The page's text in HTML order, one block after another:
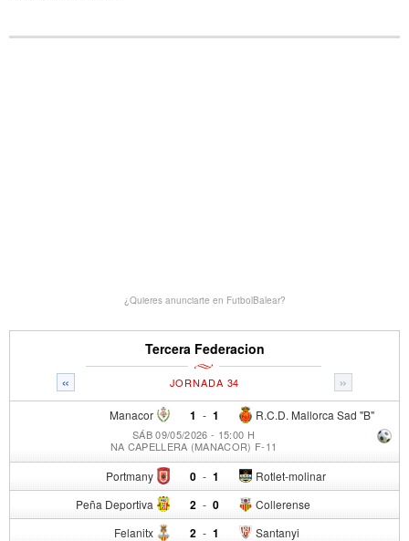
¿Quieres anunciarte en FutbolBalear?
Tercera Federacion
« »
JORNADA 34
Manacor 1 - R.C.D. Mallorca Sad "B"
1
SÁB 09/05/2026 - 15:00 H
NA CAPELLERA (MANACOR) F-11
Portmany 0 - Rotlet-molinar
1
Peña Deportiva 2 - Collerense
0
Felanitx 2 - Santanyi
1